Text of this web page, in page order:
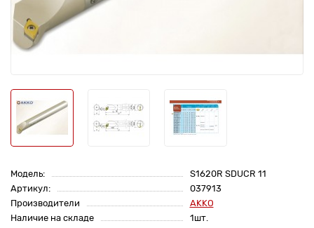
Модель:
S1620R SDUCR 11
Артикул:
037913
Производители
AKKO
Наличие на складе
1шт.